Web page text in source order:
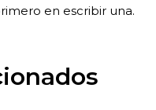
en escribir una.